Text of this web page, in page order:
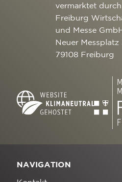
vermarktet
Freiburg
und Messe
Neuer Messplatz
79108 Freiburg
NAVIGATION